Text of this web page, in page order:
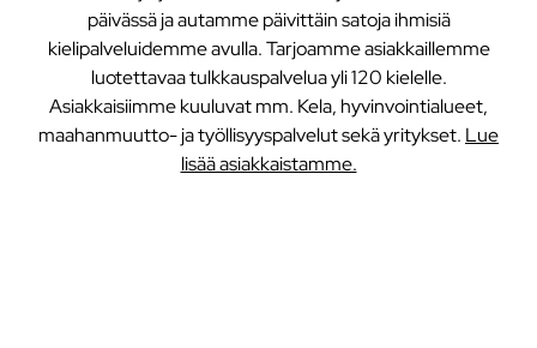
päivässä ja autamme päivittäin satoja ihmisiä
kielipalveluidemme avulla. Tarjoamme asiakkaillemme
luotettavaa tulkkauspalvelua yli 120 kielelle.
Asiakkaisiimme kuuluvat mm. Kela, hyvinvointialueet,
maahanmuutto- ja työllisyyspalvelut sekä yritykset. Lue
lisää asiakkaistamme.